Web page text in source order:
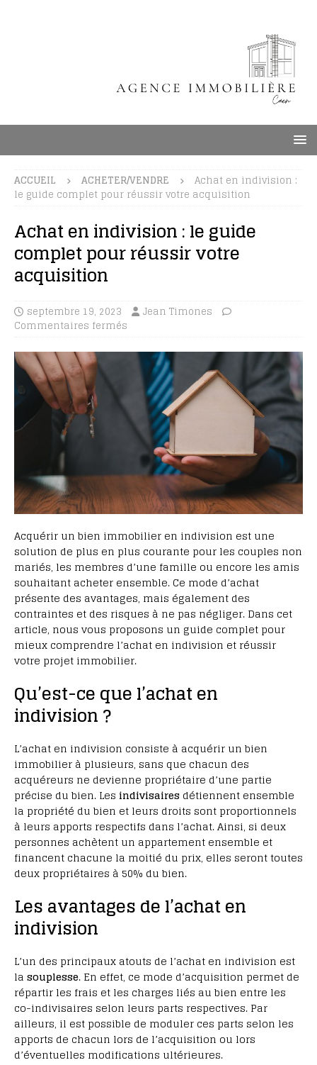
ACCUEIL ACHETER/VENDRE
Achat en indivision :
le guide complet pour réussir votre acquisition
Achat en indivision : le guide
complet pour réussir votre
acquisition
septembre 19, 2023
Jean Timones
Commentaires fermés
Acquérir un bien immobilier en indivision est une
solution de plus en plus courante pour les couples non
mariés, les membres d’une famille ou encore les amis
souhaitant acheter ensemble. Ce mode d’achat
présente des avantages, mais également des
contraintes et des risques à ne pas négliger. Dans cet
article, nous vous proposons un guide complet pour
mieux comprendre l’achat en indivision et réussir
votre projet immobilier.
Qu’est-ce que l’achat en
indivision ?
L’achat en indivision consiste à acquérir un bien
immobilier à plusieurs, sans que chacun des
acquéreurs ne devienne propriétaire d’une partie
précise du bien. Les indivisaires détiennent ensemble
la propriété du bien et leurs droits sont proportionnels
à leurs apports respectifs dans l’achat. Ainsi, si deux
personnes achètent un appartement ensemble et
financent chacune la moitié du prix, elles seront toutes
deux propriétaires à 50% du bien.
Les avantages de l’achat en
indivision
L’un des principaux atouts de l’achat en indivision est
la souplesse. En effet, ce mode d’acquisition permet de
répartir les frais et les charges liés au bien entre les
co-indivisaires selon leurs parts respectives. Par
ailleurs, il est possible de moduler ces parts selon les
apports de chacun lors de l’acquisition ou lors
d’éventuelles modifications ultérieures.